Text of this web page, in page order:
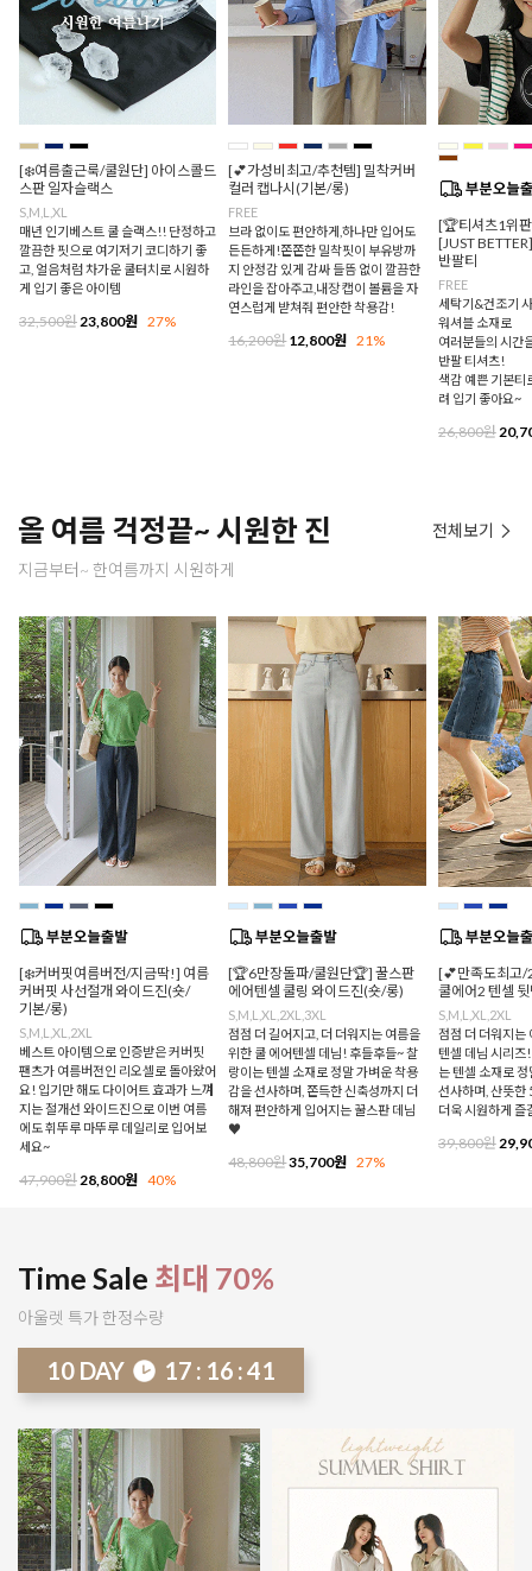
[❄️여름출근룩/쿨원단] 아이스콜드
스판 일자슬랙스
S,M,L,XL
매년 인기베스트 쿨 슬랙스!! 단정하고
깔끔한 핏으로 여기저기 코디하기 좋
고, 얼음처럼 차가운 쿨터치로 시원하
게 입기 좋은 아이템
32,500원 23,800원 27%
[💕가성비최고/추천템] 밀착커버
컬러 캡나시(기본/롱)
FREE
브라 없이도 편안하게,하나만 입어도
든든하게!쫀쫀한 밀착핏이 부유방까
지 안정감 있게 감싸 들뜸 없이 깔끔한
라인을 잡아주고,내장 캡이 볼륨을 자
연스럽게 받쳐줘 편안한 착용감!
16,200원12,800원 21%
[🏆티셔츠1위
[JUST
반팔티
FREE
세탁기&건조기
워셔블 소재로
여러분들의 시간
반팔 티셔츠!
색감 예쁜 기본티
려 입기 좋아요~
26,800원
올 여름 걱정끝~ 시원한 진
지금부터~ 한여름까지 시원하게
전체보기
[❄️커버핏여름버전/지금딱!] 여름
커버핏 사선절개 와이드진(숏/
기본/롱)
S,M,L,XL,2XL
베스트 아이템으로 인증받은 커버핏
팬츠가 여름버전인 리오셀로 돌아왔어
요! 입기만 해도 다이어트 효과가 느껴
지는 절개선 와이드진으로 이번 여름
에도 휘뚜루 마뚜루 데일리로 입어보
세요~
47,900원 28,800원 40%
[🏆6만장돌파/쿨원단🏆] 꿀스판
에어텐셀 쿨링 와이드진(숏/롱)
S,M,L,XL,2XL,3XL
점점 더 길어지고, 더 더워지는 여름을
위한 쿨 에어텐셀 데님! 후들후들~ 찰
랑이는 텐셀 소재로 정말 가벼운 착용
감을 선사하며, 쫀득한 신축성까지 더
해져 편안하게 입어지는 꿀스판 데님
♥
48,800원35,700원 27%
[💕만족도최고/
쿨에어2 텐셀
S,M,L,XL,2XL
점점 더 더워지는
텐셀 데님 시리즈
는 텐셀 소재로
선사하며, 산뜻한
더욱 시원하게
39,800원
Time Sale 최대 70%
아울렛 특가 한정수량
10 DAY 17 : 16 :36